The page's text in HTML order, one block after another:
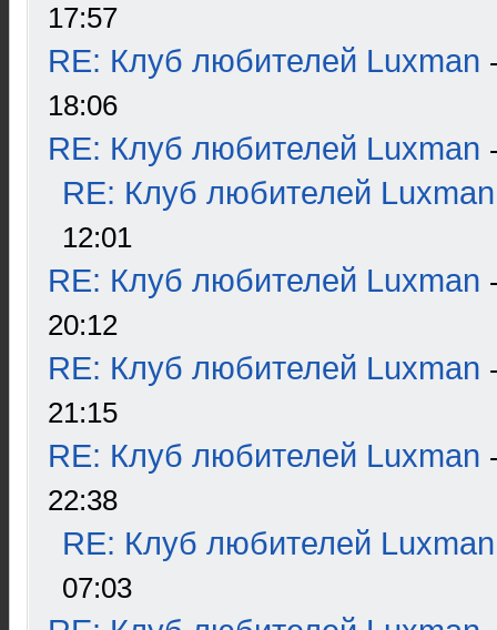
17:57
RE: Клуб любителей Luxman
18:06
RE: Клуб любителей Luxman
RE: Клуб любителей Luxman
12:01
RE: Клуб любителей Luxman
20:12
RE: Клуб любителей Luxman
21:15
RE: Клуб любителей Luxman
22:38
RE: Клуб любителей Luxman
07:03